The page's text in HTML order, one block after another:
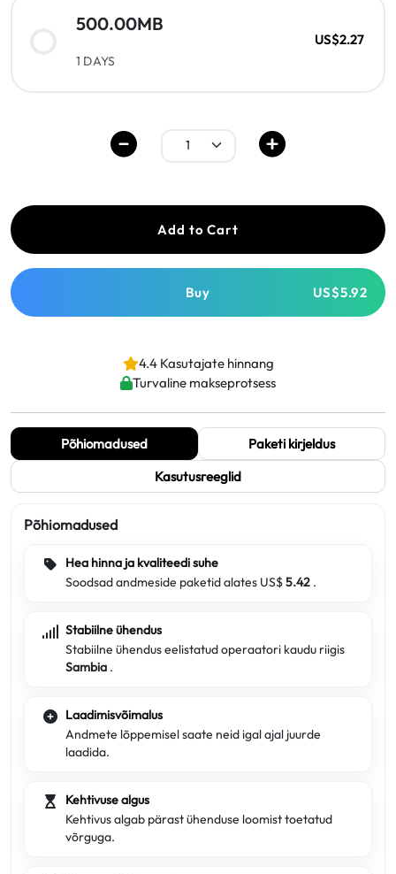
500.00MB
1 DAYS
US$2.27
Add to Cart
Buy US$5.92
4.4 Kasutajate hinnang
Turvaline makseprotsess
Põhiomadused
Paketi kirjeldus
Kasutusreeglid
Põhiomadused
Hea hinna ja kvaliteedi suhe
Soodsad andmeside paketid alates US$5.42 .
Stabiilne ühendus
Stabiilne ühendus eelistatud operaatori kaudu riigis
Sambia .
Laadimisvõimalus
Andmete lõppemisel saate neid igal ajal juurde
laadida.
Kehtivuse algus
Kehtivus algab pärast ühenduse loomist toetatud
võrguga.